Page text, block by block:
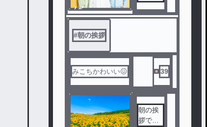
ノベ
ル
#朝の挨拶
みこちかわいい😖 39
朝の挨
拶です(